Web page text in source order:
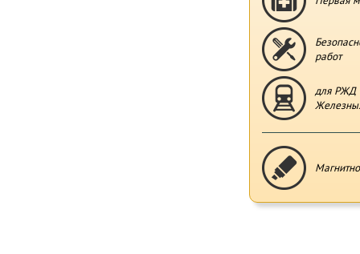
работ
для РЖД